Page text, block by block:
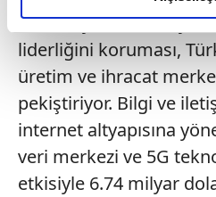
elimizden gelen çabayı
reklamların maliyetlerimizi
kalemimiz olduğunu sizlere
Her halükârda, kullanıcılar, bu
takdirde, kullanıcılara hedefli
gösterilmeyecektir."
Sizlere daha iyi bir hizmet
8.44 milyar dolarlık
liderliğini koruması,
üretim ve ihracat
pekiştiriyor. Bilgi ve
internet altyapısına
veri merkezi ve 5G
etkisiyle 6.74 milyar